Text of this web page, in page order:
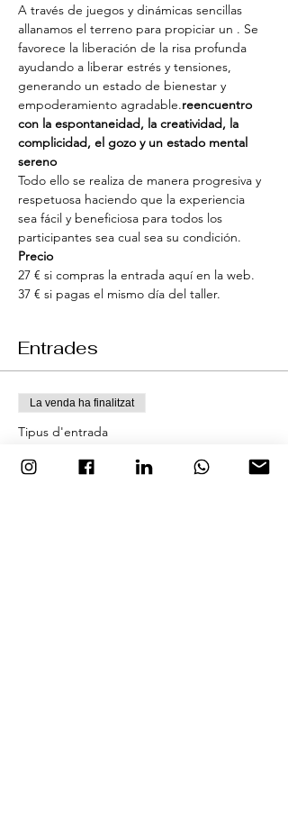
A través de juegos y dinámicas sencillas
allanamos el terreno para propiciar un . Se
favorece la liberación de la risa profunda
ayudando a liberar estrés y tensiones,
generando un estado de bienestar y
empoderamiento agradable.reencuentro
con la espontaneidad, la creatividad, la
complicidad, el gozo y un estado mental
sereno
Todo ello se realiza de manera progresiva y
respetuosa haciendo que la experiencia
sea fácil y beneficiosa para todos los
participantes sea cual sea su condición.
Precio
27 € si compras la entrada aquí en la web.
37 € si pagas el mismo día del taller.
Entrades
La venda ha finalitzat
Tipus d'entrada
Compra anticipada